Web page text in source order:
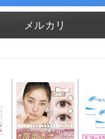
メルカリ